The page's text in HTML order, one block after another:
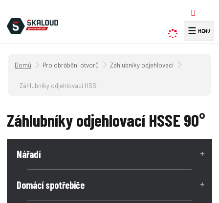
y
l
t
☰
Úvodní strana
Pro obrábění otvorů Záhlubníky odjehlovací
Záhlubníky odjehlovací HSSE 90°
Záhlubníky odjehlovací HSSE 90°
Nářadí
Domácí spotřebiče